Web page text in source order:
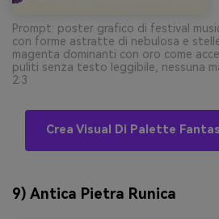
Prompt: poster grafico di festival
con forme astratte di nebulosa e
magenta dominanti con oro come
puliti senza testo leggibile, nessuna
2:3
Crea Visual Di Palette
9) Antica Pietra Runica